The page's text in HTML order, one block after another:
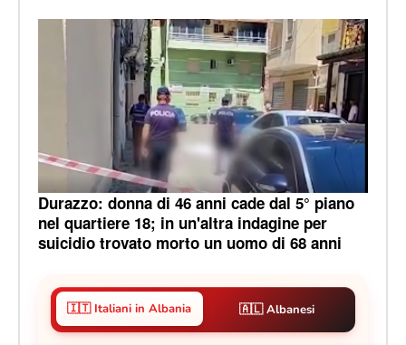
Durazzo: donna di 46 anni cade dal 5° piano
nel quartiere 18; in un'altra indagine per
suicidio trovato morto un uomo di 68 anni
🇮🇹 Italiani in Albania 🇦🇱 Albanesi